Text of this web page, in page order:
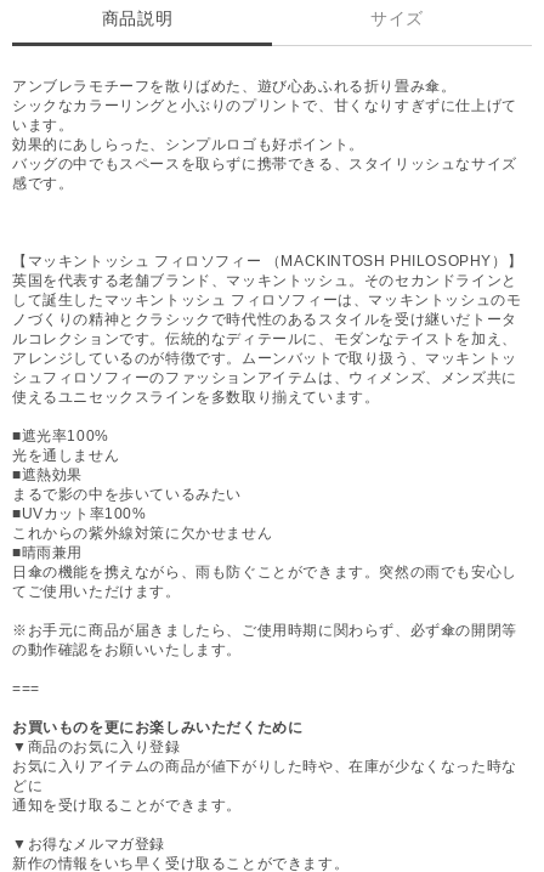
商品説明 サイズ
アンブレラモチーフを散りばめた、遊び心あふれる折り畳み傘。
シックなカラーリングと小ぶりのプリントで、甘くなりすぎずに仕上げて
います。
効果的にあしらった、シンプルロゴも好ポイント。
バッグの中でもスペースを取らずに携帯できる、スタイリッシュなサイズ
感です。
【マッキントッシュ フィロソフィー （MACKINTOSH PHILOSOPHY）】
英国を代表する老舗ブランド、マッキントッシュ。そのセカンドラインと
して誕生したマッキントッシュ フィロソフィーは、マッキントッシュのモ
ノづくりの精神とクラシックで時代性のあるスタイルを受け継いだトータ
ルコレクションです。伝統的なディテールに、モダンなテイストを加え、
アレンジしているのが特徴です。ムーンバットで取り扱う、マッキントッ
シュフィロソフィーのファッションアイテムは、ウィメンズ、メンズ共に
使えるユニセックスラインを多数取り揃えています。
■遮光率100%
光を通しません
■遮熱効果
まるで影の中を歩いているみたい
■UVカット率100%
これからの紫外線対策に欠かせません
■晴雨兼用
日傘の機能を携えながら、雨も防ぐことができます。突然の雨でも安心し
てご使用いただけます。
※お手元に商品が届きましたら、ご使用時期に関わらず、必ず傘の開閉等
の動作確認をお願いいたします。
===
お買いものを更にお楽しみいただくために
▼商品のお気に入り登録
お気に入りアイテムの商品が値下がりした時や、在庫が少なくなった時な
どに
通知を受け取ることができます。
▼お得なメルマガ登録
新作の情報をいち早く受け取ることができます。